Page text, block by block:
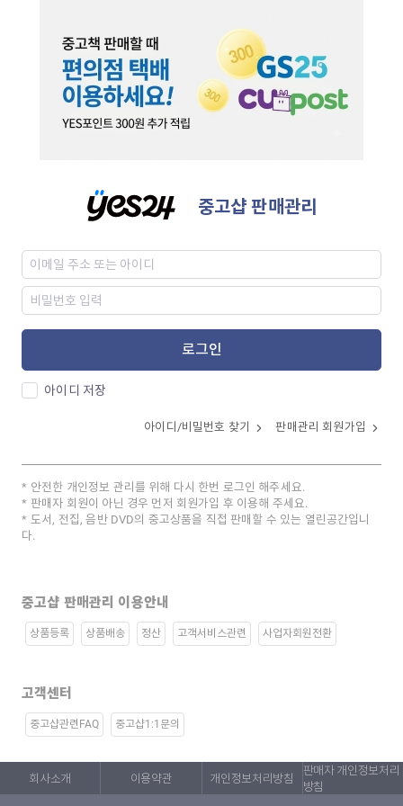
중고샵 판매관리
로그인
아이디 저장
아이디/비밀번호 찾기 판매관리 회원가입
안전한 개인정보 관리를 위해 다시 한번 로그인 해주세요.
판매자 회원이 아닌 경우 먼저 회원가입 후 이용해 주세요.
도서, 전집, 음반 DVD의 중고상품을 직접 판매할 수 있는 열린공간입니
다.
중고샵 판매관리 이용안내
상품등록 상품배송 정산 고객서비스관련 사업자회원전환
고객센터
중고샵관련FAQ 중고샵1:1문의
회사소개 이용약관 개인정보처리방침
판매자 개인정보처리
방침